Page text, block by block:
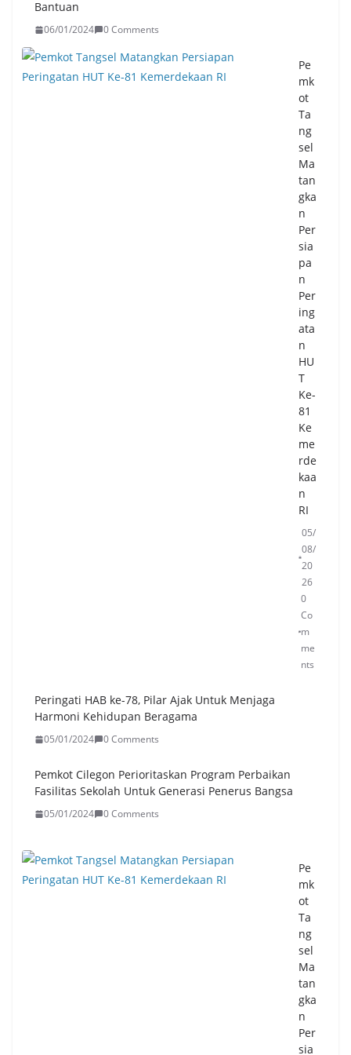
n
An
ak
08/
20
26
0
Co
m
me
nts
Pe
mk
ot
Ta
ng
sel
Ge
nc
ark
an
Ge
ma
rik
an,
Do
ron
g
Ko
ns
um
si
Ika
n
Sej
Dir
es
mi
ka
n,
Bu
pat
i
Ser
an
Bantuan
06/01/2024 0 Comments
Pe
mk
ot
Ta
ng
sel
Ma
tan
gka
n
Per
sia
pa
n
Per
ing
ata
n
HU
T
Ke-
81
Ke
me
rde
kaa
n
RI
05/
08/
20
26
0
Co
m
me
nts
Peringati HAB ke-78, Pilar Ajak Untuk Menjaga
Harmoni Kehidupan Beragama
05/01/2024 0 Comments
Pemkot Cilegon Perioritaskan Program Perbaikan
Fasilitas Sekolah Untuk Generasi Penerus Bangsa
05/01/2024 0 Comments
Pe
mk
ot
Ta
ng
sel
Ma
tan
gka
n
Per
sia